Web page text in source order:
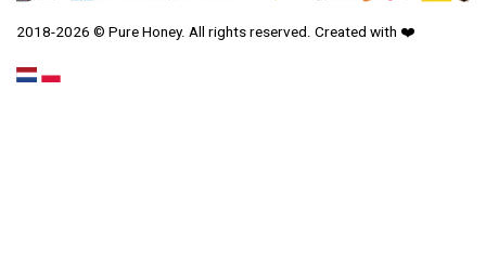
2018-2026 © Pure Honey. All rights reserved. Created with ❤️